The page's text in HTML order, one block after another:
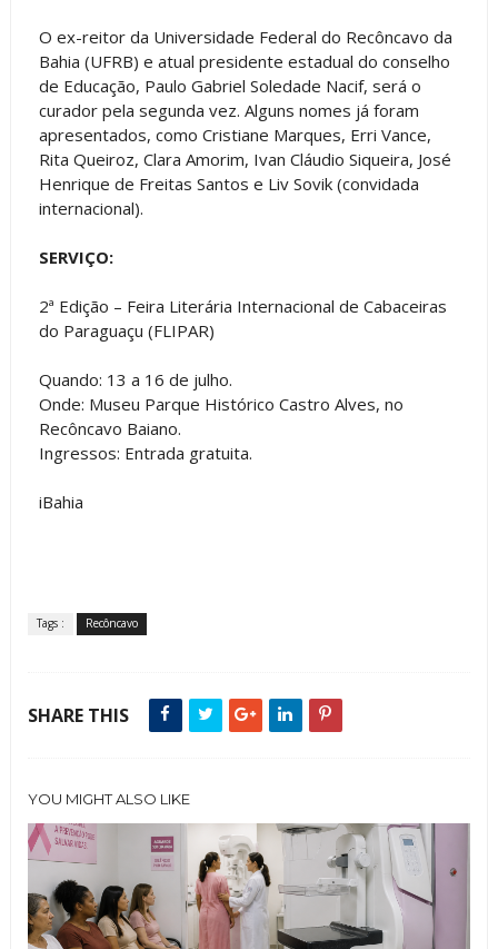
O ex-reitor da Universidade Federal do Recôncavo da
Bahia (UFRB) e atual presidente estadual do conselho
de Educação, Paulo Gabriel Soledade Nacif, será o
curador pela segunda vez. Alguns nomes já foram
apresentados, como Cristiane Marques, Erri Vance,
Rita Queiroz, Clara Amorim, Ivan Cláudio Siqueira, José
Henrique de Freitas Santos e Liv Sovik (convidada
internacional).
SERVIÇO:
2ª Edição – Feira Literária Internacional de Cabaceiras
do Paraguaçu (FLIPAR)
Quando: 13 a 16 de julho.
Onde: Museu Parque Histórico Castro Alves, no
Recôncavo Baiano.
Ingressos: Entrada gratuita.
iBahia
Tags : Recôncavo
SHARE THIS
YOU MIGHT ALSO LIKE